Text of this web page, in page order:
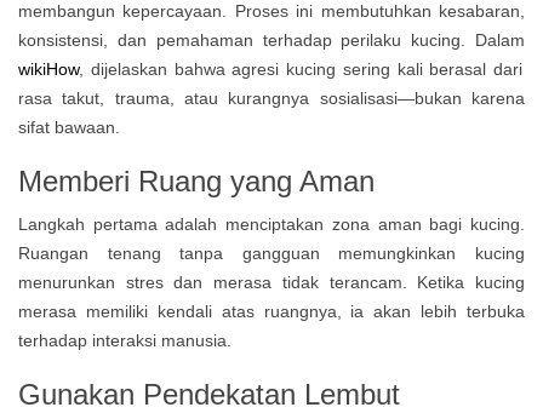
membangun kepercayaan. Proses ini membutuhkan kesabaran,
konsistensi, dan pemahaman terhadap perilaku kucing. Dalam
wikiHow, dijelaskan bahwa agresi kucing sering kali berasal dari
rasa takut, trauma, atau kurangnya sosialisasi—bukan karena
sifat bawaan.
Memberi Ruang yang Aman
Langkah pertama adalah menciptakan zona aman bagi kucing.
Ruangan tenang tanpa gangguan memungkinkan kucing
menurunkan stres dan merasa tidak terancam. Ketika kucing
merasa memiliki kendali atas ruangnya, ia akan lebih terbuka
terhadap interaksi manusia.
Gunakan Pendekatan Lembut